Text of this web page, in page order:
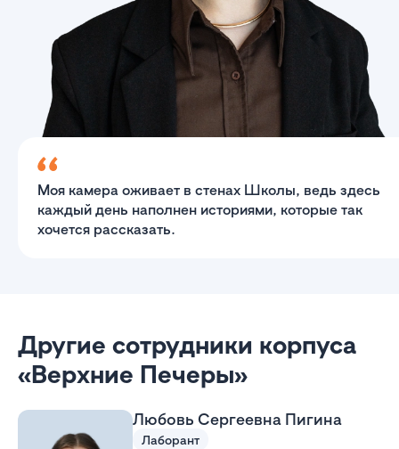
Моя камера оживает в стенах Школы, ведь здесь
каждый день наполнен историями, которые так
хочется рассказать.
Другие сотрудники корпуса
«Верхние Печеры»
Любовь Сергеевна Пигина
Лаборант